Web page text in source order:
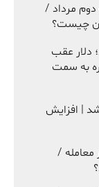
مرداد /
چیست؟
دلار عقب
به سمت
شد | افزایش
معامله /